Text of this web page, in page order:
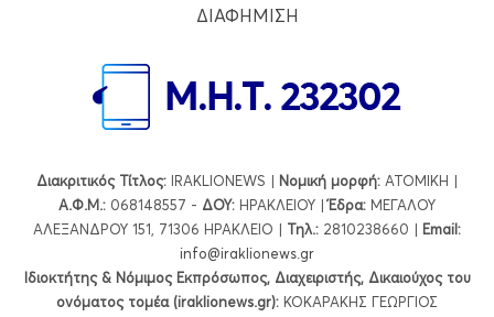
ΔΙΑΦΗΜΙΣΗ
Διακριτικός Τίτλος: IRAKLIONEWS | Νομική μορφή: ΑΤΟΜΙΚΗ |
Α.Φ.Μ.: 068148557 - ΔΟΥ: ΗΡΑΚΛΕΙΟΥ |Έδρα: ΜΕΓΑΛΟΥ
ΑΛΕΞΑΝΔΡΟΥ 151, 71306 ΗΡΑΚΛΕΙΟ | Τηλ.: 2810238660 | Εmail:
info@iraklionews.gr
Ιδιοκτήτης & Νόμιμος Εκπρόσωπος, Διαχειριστής, Δικαιούχος του
ονόματος τομέα (iraklionews.gr): ΚΟΚΑΡΑΚΗΣ ΓΕΩΡΓΙΟΣ